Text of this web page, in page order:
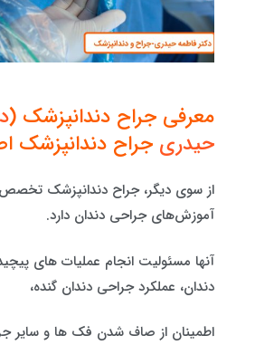
معرفی جراح دندانپزشک (
حیدری جراح دندانپزشک
از سوی دیگر، جراح دندانپزشک
آموزش‌های جراحی دندان دارد.
آنها مسئولیت انجام عملیات های
دندان، عملکرد جراحی دندان گنده،
اطمینان از صاف شدن فک ها و سایر